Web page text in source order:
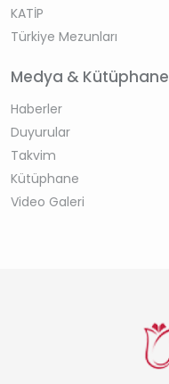
KATİP
Türkiye Mezunları
Medya & Kütüphane
Haberler
Duyurular
Takvim
Kütüphane
Video Galeri